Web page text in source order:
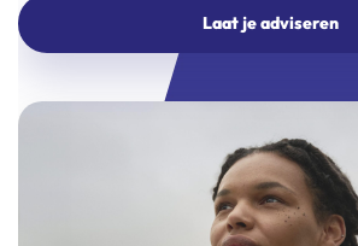
Laat je adviseren